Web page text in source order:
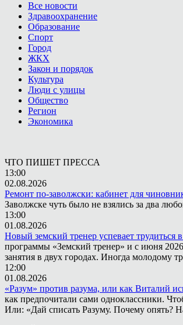
Все новости
Здравоохранение
Образование
Спорт
Город
ЖКХ
Закон и порядок
Культура
Люди с улицы
Общество
Регион
Экономика
ЧТО ПИШЕТ ПРЕССА
13:00
02.08.2026
Ремонт по-заволжски: кабинет для
Заволжске чуть было не взялись за два
13:00
01.08.2026
Новый земский тренер успевает
программы «Земский тренер» и с июня
занятия в двух городах. Иногда молодому
12:00
01.08.2026
«Разум» против разума, или как Виталий
как предпочитали сами одноклассники.
Или: «Дай списать Разуму. Почему опять?